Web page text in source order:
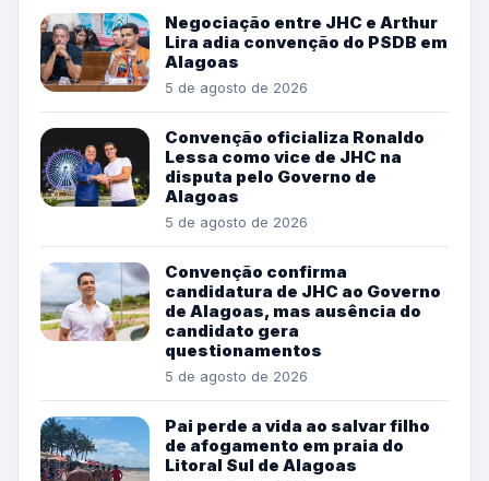
Negociação entre JHC e Arthur
Lira adia convenção do PSDB em
Alagoas
5 de agosto de 2026
Convenção oficializa Ronaldo
Lessa como vice de JHC na
disputa pelo Governo de
Alagoas
5 de agosto de 2026
Convenção confirma
candidatura de JHC ao Governo
de Alagoas, mas ausência do
candidato gera
questionamentos
5 de agosto de 2026
Pai perde a vida ao salvar filho
de afogamento em praia do
Litoral Sul de Alagoas